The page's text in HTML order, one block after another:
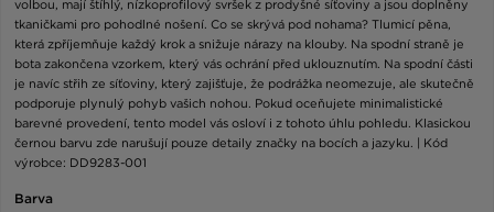
volbou, mají štíhlý, nízkoprofilový svršek z prodyšné síťoviny a jsou doplněny
tkaničkami pro pohodlné nošení. Co se skrývá pod nohama? Tlumicí pěna,
která zpříjemňuje každý krok a snižuje nárazy na klouby. Na spodní straně je
bota zakončena vzorkem, který vás ochrání před uklouznutím. Na spodní části
je navíc střih ze síťoviny, který zajišťuje, že podrážka neomezuje, ale skutečně
podporuje plynulý pohyb vašich nohou. Pokud oceňujete minimalistické
barevné provedení, tento model vás osloví i z tohoto úhlu pohledu. Klasickou
černou barvu zde narušují pouze detaily značky na bocích a jazyku. | Kód
výrobce: DD9283-001
Barva